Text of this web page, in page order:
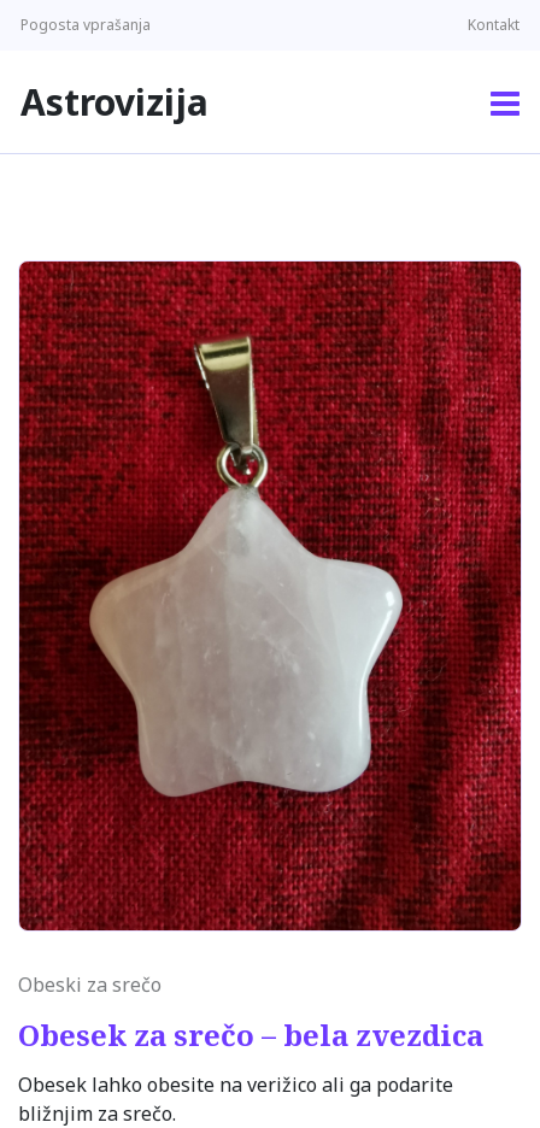
Pogosta vprašanja Kontakt
Astrovizija
Obeski za srečo
Obesek za srečo – bela zvezdica
Obesek lahko obesite na verižico ali ga podarite
bližnjim za srečo.